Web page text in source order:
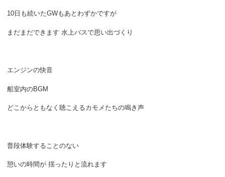
10日も続いたGWもあとわずかですが
まだまだできます 水上バスで思い出づくり
エンジンの快音
船室内のBGM
どこからともなく聴こえるカモメたちの鳴き声
普段体験することのない
憩いの時間が 揺ったりと流れます